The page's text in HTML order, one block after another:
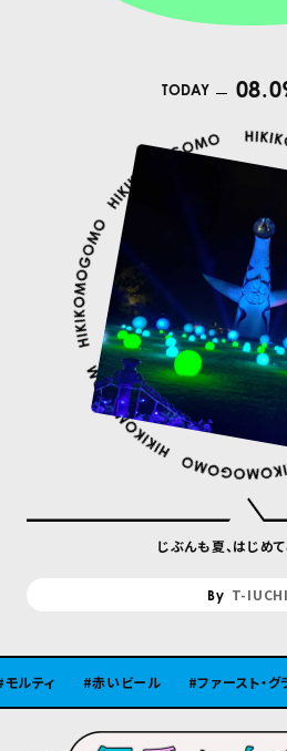
TODAY
じぶんも夏、はじめ
T-IUCHI
赤いビール ファースト・グラス